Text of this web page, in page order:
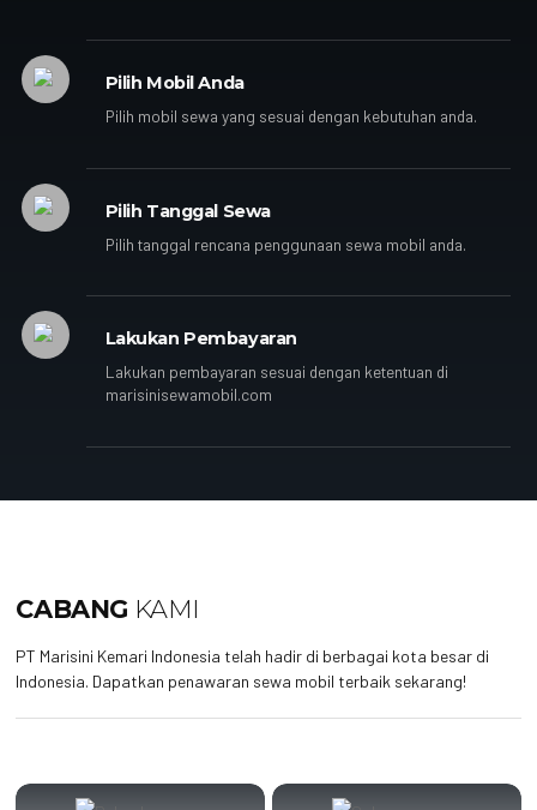
Pilih Mobil Anda
Pilih mobil sewa yang sesuai dengan kebutuhan anda.
Pilih Tanggal Sewa
Pilih tanggal rencana penggunaan sewa mobil anda.
Lakukan Pembayaran
Lakukan pembayaran sesuai dengan ketentuan di
marisinisewamobil.com
CABANG KAMI
PT Marisini Kemari Indonesia telah hadir di berbagai kota besar di
Indonesia. Dapatkan penawaran sewa mobil terbaik sekarang!